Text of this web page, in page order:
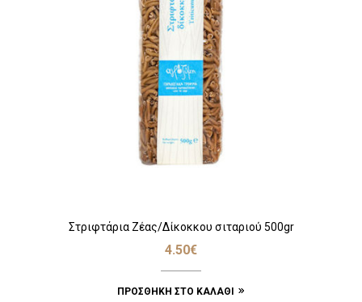
Στριφτάρια Ζέας/Δίκοκκου σιταριού 500gr
4.50€
ΠΡΟΣΘΉΚΗ ΣΤΟ ΚΑΛΆΘΙ